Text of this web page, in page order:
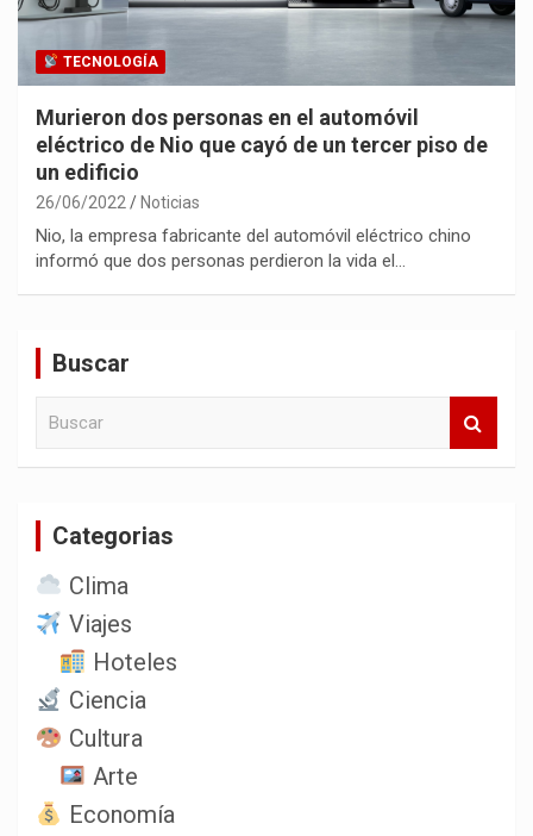
TECNOLOGÍA
Murieron dos personas en el automóvil
eléctrico de Nio que cayó de un tercer piso de
un edificio
26/06/2022 Noticias
Nio, la empresa fabricante del automóvil eléctrico chino
informó que dos personas perdieron la vida el…
Buscar
Categorias
Clima
Viajes
Hoteles
Ciencia
Cultura
Arte
Economía